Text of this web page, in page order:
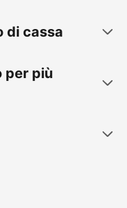
di cassa
per più